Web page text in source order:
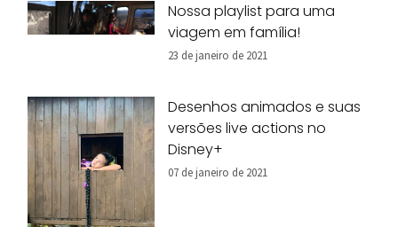
Nossa playlist para uma
viagem em família!
23 de janeiro de 2021
Desenhos animados e suas
versões live actions no
Disney+
07 de janeiro de 2021